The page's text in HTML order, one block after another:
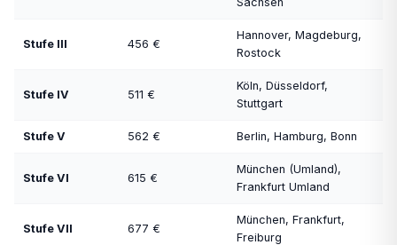
Stufe III 456 €
Hannover, Magdeburg,
Rostock
Stufe IV 511 €
Köln, Düsseldorf,
Stuttgart
Stufe V 562 € Berlin, Hamburg, Bonn
Stufe VI 615 €
München (Umland),
Frankfurt Umland
Stufe VII 677 €
München, Frankfurt,
Freiburg